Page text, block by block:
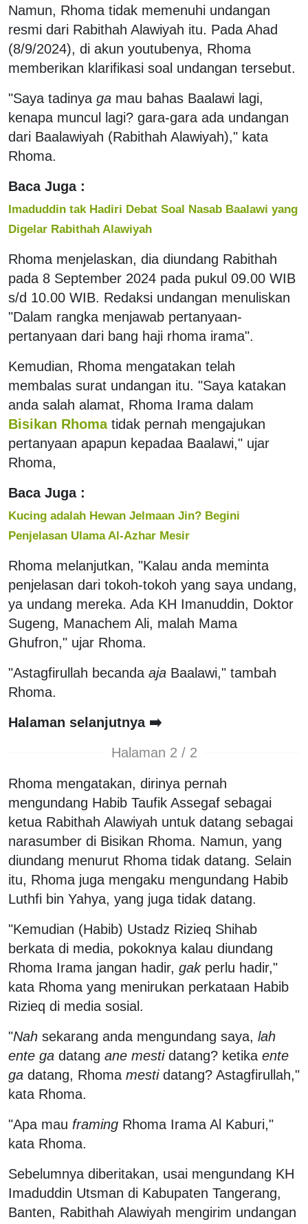
Namun, Rhoma tidak memenuhi undangan
resmi dari Rabithah Alawiyah itu. Pada Ahad
(8/9/2024), di akun youtubenya, Rhoma
memberikan klarifikasi soal undangan tersebut.
"Saya tadinya ga mau bahas Baalawi lagi,
kenapa muncul lagi? gara-gara ada undangan
dari Baalawiyah (Rabithah Alawiyah)," kata
Rhoma.
Baca Juga :
Imaduddin tak Hadiri Debat Soal Nasab Baalawi yang
Digelar Rabithah Alawiyah
Rhoma menjelaskan, dia diundang Rabithah
pada 8 September 2024 pada pukul 09.00 WIB
s/d 10.00 WIB. Redaksi undangan menuliskan
"Dalam rangka menjawab pertanyaan-
pertanyaan dari bang haji rhoma irama".
Kemudian, Rhoma mengatakan telah
membalas surat undangan itu. "Saya katakan
anda salah alamat, Rhoma Irama dalam
Bisikan Rhoma tidak pernah mengajukan
pertanyaan apapun kepadaa Baalawi," ujar
Rhoma,
Baca Juga :
Kucing adalah Hewan Jelmaan Jin? Begini
Penjelasan Ulama Al-Azhar Mesir
Rhoma melanjutkan, "Kalau anda meminta
penjelasan dari tokoh-tokoh yang saya undang,
ya undang mereka. Ada KH Imanuddin, Doktor
Sugeng, Manachem Ali, malah Mama
Ghufron," ujar Rhoma.
"Astagfirullah becanda aja Baalawi," tambah
Rhoma.
Halaman selanjutnya ➡️
Halaman 2 / 2
Rhoma mengatakan, dirinya pernah
mengundang Habib Taufik Assegaf sebagai
ketua Rabithah Alawiyah untuk datang sebagai
narasumber di Bisikan Rhoma. Namun, yang
diundang menurut Rhoma tidak datang. Selain
itu, Rhoma juga mengaku mengundang Habib
Luthfi bin Yahya, yang juga tidak datang.
"Kemudian (Habib) Ustadz Rizieq Shihab
berkata di media, pokoknya kalau diundang
Rhoma Irama jangan hadir, gakperlu hadir,"
kata Rhoma yang menirukan perkataan Habib
Rizieq di media sosial.
"Nah sekarang anda mengundang saya, lah
ente ga datang ane mestidatang? ketika ente
ga datang, Rhoma mestidatang? Astagfirullah,"
kata Rhoma.
"Apa mau framing Rhoma Irama Al Kaburi,"
kata Rhoma.
Sebelumnya diberitakan, usai mengundang KH
Imaduddin Utsman di Kabupaten Tangerang,
Banten, Rabithah Alawiyah mengirim undangan